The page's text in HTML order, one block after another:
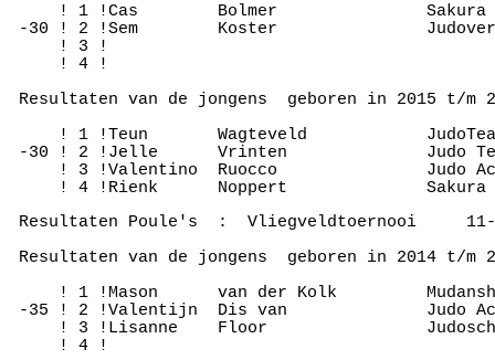
! 1 !Cas        Bolmer
-30 ! 2 !Sem        Koster
     ! 3 !
     ! 4 !
Resultaten van de jongens  geboren in 2015 t/m
! 1 !Teun       Wagteveld
-30 ! 2 !Jelle      Vrinten              Judo
! 3 !Valentino  Ruocco
Resultaten Poule's  :  Vliegveldtoernooi
Resultaten van de jongens  geboren in 2014 t/m
! 1 !Mason      van der Kolk
-35 ! 2 !Valentijn  Dis van              Judo
! 3 !Lisanne    Floor
     ! 4 !